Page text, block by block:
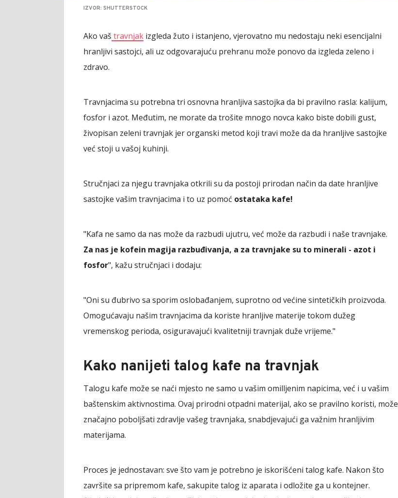
IZVOR: SHUTTERSTOCK
Ako vaš travnjak izgleda žuto i istanjeno, vjerovatno mu nedostaju neki esencijalni
hranljivi sastojci, ali uz odgovarajuću prehranu može ponovo da izgleda zeleno i
zdravo.
Travnjacima su potrebna tri osnovna hranljiva sastojka da bi pravilno rasla: kalijum,
fosfor i azot. Međutim, ne morate da trošite mnogo novca kako biste dobili gust,
živopisan zeleni travnjak jer organski metod koji travi može da da hranljive sastojke
već stoji u vašoj kuhinji.
Stručnjaci za njegu travnjaka otkrili su da postoji prirodan način da date hranljive
sastojke vašim travnjacima i to uz pomoć ostataka kafe!
"Kafa ne samo da nas može da razbudi ujutru, već može da razbudi i naše travnjake.
Za nas je kofein magija razbuđivanja, a za travnjake su to minerali - azot i
fosfor", kažu stručnjaci i dodaju:
"Oni su đubrivo sa sporim oslobađanjem, suprotno od većine sintetičkih proizvoda.
Omogućavaju našim travnjacima da koriste hranljive materije tokom dužeg
vremenskog perioda, osiguravajući kvalitetniji travnjak duže vrijeme."
Kako nanijeti talog kafe na travnjak
Talogu kafe može se naći mjesto ne samo u vašim omilljenim napicima, već i u vašim
baštenskim aktivnostima. Ovaj prirodni otpadni materijal, ako se pravilno koristi, može
značajno poboljšati zdravlje vašeg travnjaka, snabdjevajući ga važnim hranljivim
materijama.
Proces je jednostavan: sve što vam je potrebno je iskorišćeni talog kafe. Nakon što
završite sa pripremom kafe, sakupite talog iz aparata i odložite ga u kontejner.